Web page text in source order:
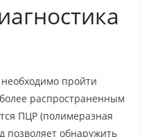
пройти
распространенным
ПЦР (полимеразная
позволяет обнаружить